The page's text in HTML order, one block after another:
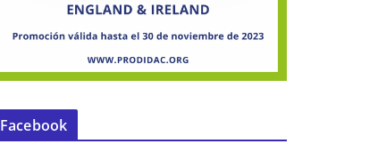
Facebook